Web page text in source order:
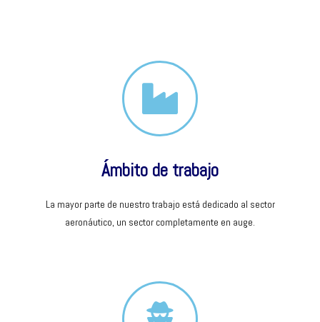
Ámbito de trabajo
La mayor parte de nuestro trabajo está dedicado al sector
aeronáutico, un sector completamente en auge.